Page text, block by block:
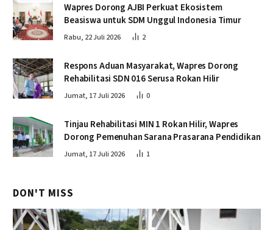
Wapres Dorong AJBI Perkuat Ekosistem
Beasiswa untuk SDM Unggul Indonesia Timur
Rabu, 22 Juli 2026 2
Respons Aduan Masyarakat, Wapres Dorong
Rehabilitasi SDN 016 Serusa Rokan Hilir
Jumat, 17 Juli 2026 0
Tinjau Rehabilitasi MIN 1 Rokan Hilir, Wapres
Dorong Pemenuhan Sarana Prasarana Pendidikan
Jumat, 17 Juli 2026 1
DON'T MISS